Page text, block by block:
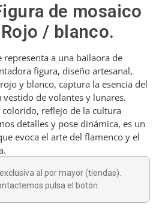
de mosaico
/ blanco.
representa a una bailaora de
figura, diseño artesanal,
y blanco, captura la esencia del
vestido de volantes y lunares.
colorido, reflejo de la cultura
detalles y pose dinámica, es un
evoca el arte del flamenco y el
al por mayor (tiendas).
pulsa el botón.